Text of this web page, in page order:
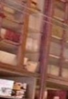
Skip
to
content